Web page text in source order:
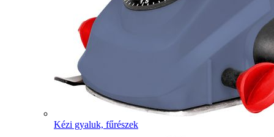
Kézi gyaluk, fűrészek